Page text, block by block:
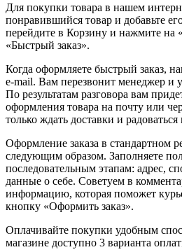
Для покупки товара в нашем
понравившийся товар и добавьте
перейдите в Корзину и нажмите на
«Быстрый заказ».
Когда оформляете быстрый заказ,
e-mail. Вам перезвонит менеджер и
По результатам разговора вам
оформления товара на почту или
только ждать доставки и
Оформление заказа в стандартном
следующим образом. Заполняете
последовательным этапам: адрес,
данные о себе. Советуем в
информацию, которая поможет
кнопку «Оформить заказ».
Оплачивайте покупки удобным
магазине доступно 3 варианта